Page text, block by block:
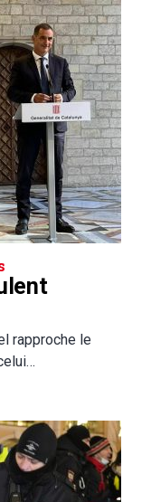
rapproche le